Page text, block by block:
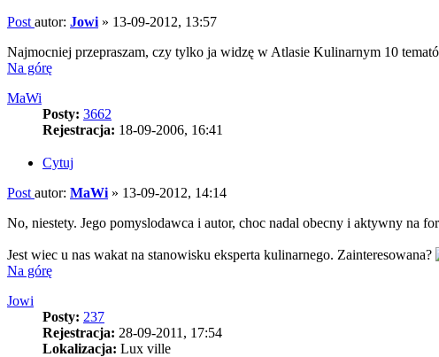
Post autor: Jowi » 13-09-2012, 13:57
Najmocniej przepraszam, czy tylko ja widzę w Atlasie Kulinarnym 10
Na górę
MaWi
Posty: 3662
Rejestracja: 18-09-2006, 16:41
Cytuj
Post autor: MaWi » 13-09-2012, 14:14
No, niestety. Jego pomyslodawca i autor, choc nadal obecny i aktywny na
Jest wiec u nas wakat na stanowisku eksperta kulinarnego. Zainteresowana?
Na górę
Jowi
Posty: 237
Rejestracja: 28-09-2011, 17:54
Lokalizacja: Lux ville